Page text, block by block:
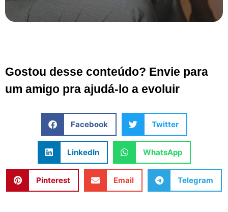
Gostou desse conteúdo? Envie para
um amigo pra ajudá-lo a evoluir
Facebook Twitter
LinkedIn WhatsApp
Pinterest Email Telegram